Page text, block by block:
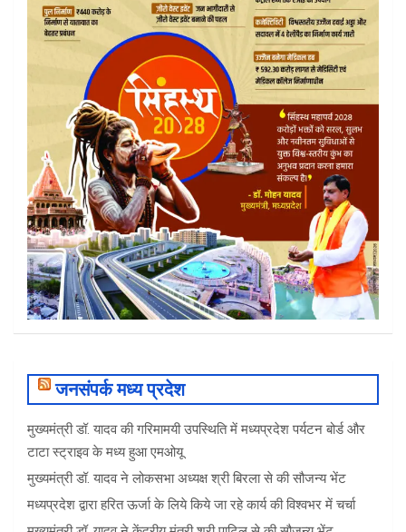
जनसंपर्क मध्य प्रदेश
मुख्यमंत्री डॉ. यादव की गरिमामयी उपस्थिति में मध्यप्रदेश पर्यटन बोर्ड और
टाटा स्ट्राइव के मध्य हुआ एमओयू
मुख्यमंत्री डॉ. यादव ने लोकसभा अध्यक्ष श्री बिरला से की सौजन्य भेंट
मध्यप्रदेश द्वारा हरित ऊर्जा के लिये किये जा रहे कार्य की विश्वभर में चर्चा